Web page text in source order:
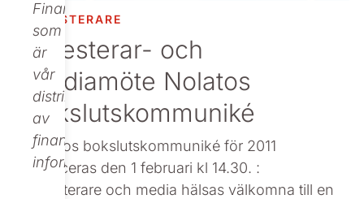
Finance,
som
är
vår
distributör
av
finansiell
information.
INVESTERARE
Investerar- och
mediamöte Nolatos
bokslutskommuniké
Nolatos bokslutskommuniké för 2011
publiceras den 1 februari kl 14.30. :
Investerare och media hälsas välkomna till en